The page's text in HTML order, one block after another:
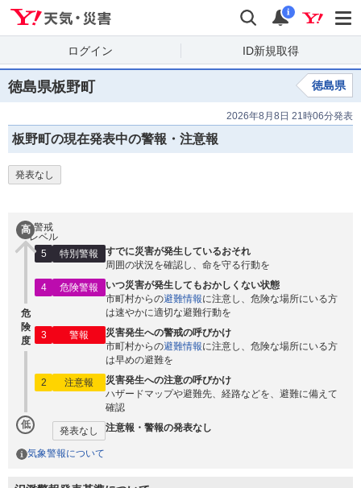
検索 通知
i
ログイン ID新規取得
徳島県板野町 徳島県
2026年8月8日 21時06分発表
板野町の現在発表中の警報・注意報
発表なし
高
危
険
度
低
警戒
レベル
5
特別警報
すでに災害が発生しているおそれ
周囲の状況を確認し、命を守る行動を
4
危険警報
いつ災害が発生してもおかしくない状態
市町村からの避難情報に注意し、危険な場所にいる方
は速やかに適切な避難行動を
3
警報
災害発生への警戒の呼びかけ
市町村からの避難情報に注意し、危険な場所にいる方
は早めの避難を
2
注意報
災害発生への注意の呼びかけ
ハザードマップや避難先、経路などを、避難に備えて
確認
発表なし 注意報・警報の発表なし
気象警報について